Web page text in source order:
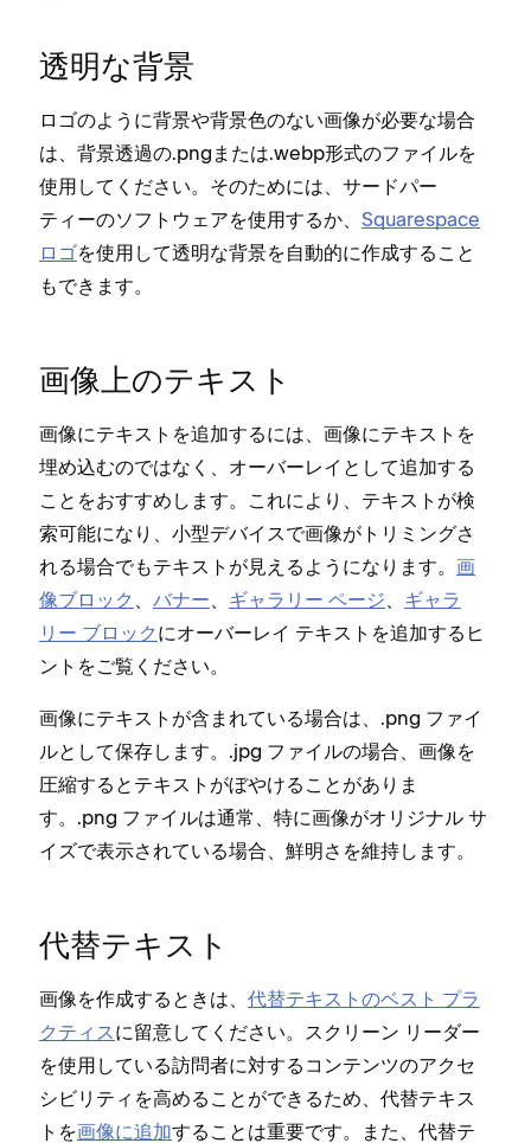
透明な背景
ロゴのように背景や背景色のない画像が必要な場合
は⁠、背景透過の⁠.pngまたは⁠.webp形式のフ⁠ァイルを
使用してください⁠。そのためには⁠、サ⁠ードパ⁠ー
テ⁠ィ⁠ーのソフトウ⁠ェアを使用するか⁠、 Squarespace
ロゴを使用して透明な背景を自動的に作成すること
もできます⁠。
画像上のテキスト
画像にテキストを追加するには⁠、画像にテキストを
埋め込むのではなく⁠、オ⁠ーバ⁠ーレイとして追加する
ことをおすすめします⁠。これにより⁠、テキストが検
索可能になり⁠、小型デバイスで画像がトリミングさ
れる場合でもテキストが見えるようになります⁠。 画
像ブロ⁠ック
バナ⁠ー ギ⁠ャラリ⁠ー ペ⁠ージ
ギ⁠ャラ
リ⁠ー ブロ⁠ック にオ⁠ーバ⁠ーレイ テキストを追加するヒ
ントをご覧ください⁠。
画像にテキストが含まれている場合は⁠、⁠.png フ⁠ァイ
ルとして保存します⁠。⁠.jpg フ⁠ァイルの場合⁠、画像を
圧縮するとテキストがぼやけることがありま
す⁠。⁠.png フ⁠ァイルは通常⁠、特に画像がオリジナル サ
イズで表示されている場合⁠、鮮明さを維持します⁠。
代替テキスト
画像を作成するときは⁠、 代替テキストのベスト プラ
クテ⁠ィス に留意してください⁠。スクリ⁠ーン リ⁠ーダ⁠ー
を使用している訪問者に対するコンテンツのアクセ
シビリテ⁠ィを高めることができるため⁠、代替テキス
トを画像に追加することは重要です⁠。また⁠、代替テ